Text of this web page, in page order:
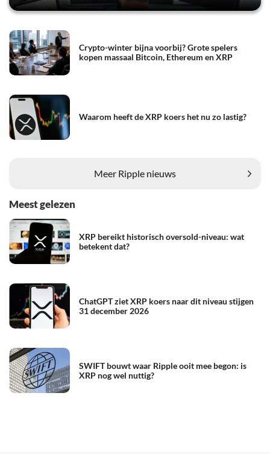
Crypto-winter bijna voorbij? Grote spelers
kopen massaal Bitcoin, Ethereum en XRP
Waarom heeft de XRP koers het nu zo lastig?
Meer Ripple nieuws
Meest gelezen
XRP bereikt historisch oversold-niveau: wat
betekent dat?
ChatGPT ziet XRP koers naar dit niveau stijgen
31 december 2026
SWIFT bouwt waar Ripple ooit mee begon: is
XRP nog wel nuttig?